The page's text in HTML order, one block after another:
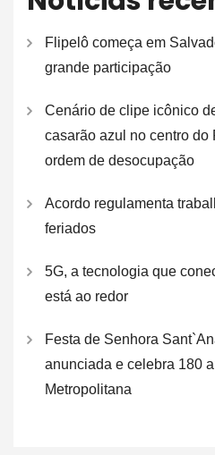
Flipelô começa em
grande participação
Cenário de clipe icônico
casarão azul no centro do
ordem de desocupação
Acordo regulamenta
feriados
5G, a tecnologia que
está ao redor
Festa de Senhora
anunciada e celebra 180
Metropolitana